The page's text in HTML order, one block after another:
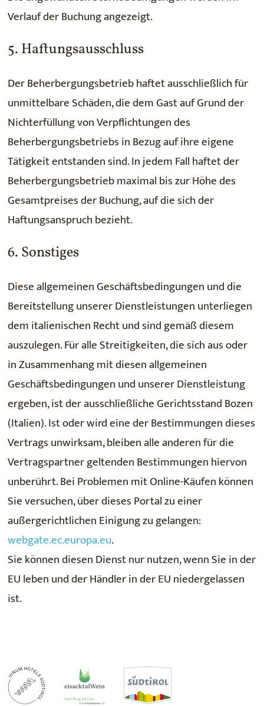
Verlauf der Buchung angezeigt.
5. Haftungsausschluss
Der Beherbergungsbetrieb haftet ausschließlich für
unmittelbare Schäden, die dem Gast auf Grund der
Nichterfüllung von Verpflichtungen des
Beherbergungsbetriebs in Bezug auf ihre eigene
Tätigkeit entstanden sind. In jedem Fall haftet der
Beherbergungsbetrieb maximal bis zur Höhe des
Gesamtpreises der Buchung, auf die sich der
Haftungsanspruch bezieht.
6. Sonstiges
Diese allgemeinen Geschäftsbedingungen und die
Bereitstellung unserer Dienstleistungen unterliegen
dem italienischen Recht und sind gemäß diesem
auszulegen. Für alle Streitigkeiten, die sich aus oder
in Zusammenhang mit diesen allgemeinen
Geschäftsbedingungen und unserer Dienstleistung
ergeben, ist der ausschließliche Gerichtsstand Bozen
(Italien). Ist oder wird eine der Bestimmungen dieses
Vertrags unwirksam, bleiben alle anderen für die
Vertragspartner geltenden Bestimmungen hiervon
unberührt. Bei Problemen mit Online-Käufen können
Sie versuchen, über dieses Portal zu einer
außergerichtlichen Einigung zu gelangen:
webgate.ec.europa.eu.
Sie können diesen Dienst nur nutzen, wenn Sie in der
EU leben und der Händler in der EU niedergelassen
ist.